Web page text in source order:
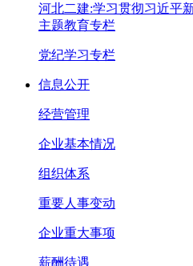
河北二建:学习贯彻习近平
主题教育专栏
党纪学习专栏
信息公开
经营管理
企业基本情况
组织体系
重要人事变动
企业重大事项
薪酬待遇